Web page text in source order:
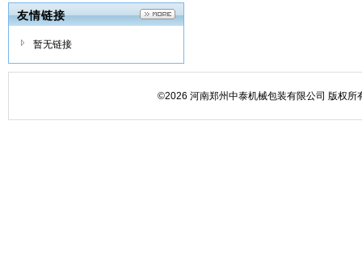
友情链接
暂无链接
©2026 河南郑州中泰机械包装有限公司 版权